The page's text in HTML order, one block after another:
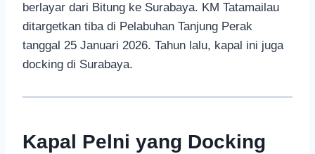
berlayar dari Bitung ke Surabaya. KM Tatamailau
ditargetkan tiba di Pelabuhan Tanjung Perak
tanggal 25 Januari 2026. Tahun lalu, kapal ini juga
docking di Surabaya.
Kapal Pelni yang Docking